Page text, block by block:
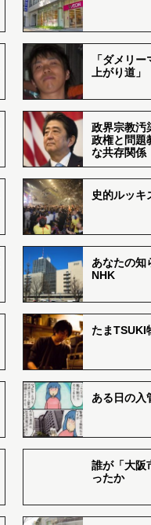
「ダメリ
上がり道」
政界宗教汚
政権と問題
な共存関係
史的ルッキ
あなたの知
NHK
たまTSUKI
ある日の入
誰が「大阪
ったか